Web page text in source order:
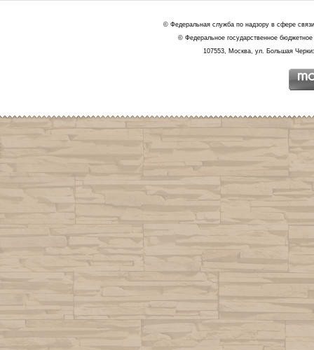
© Федеральная служба по надзору в сфере
© Федеральное государственное
107553, Москва, ул. Большая